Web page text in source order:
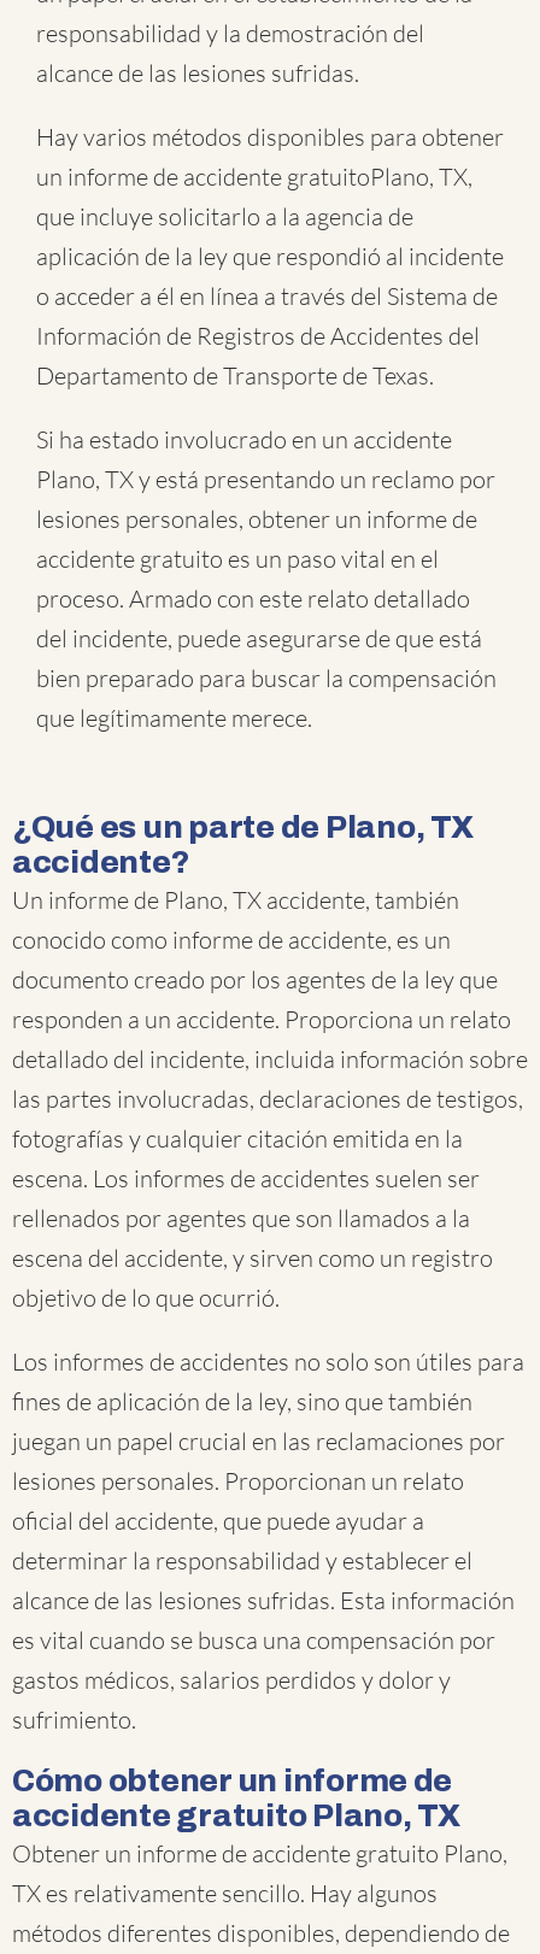
responsabilidad y la demostración del
alcance de las lesiones sufridas.
Hay varios métodos disponibles para obtener
un informe de accidente gratuitoPlano, TX,
que incluye solicitarlo a la agencia de
aplicación de la ley que respondió al incidente
o acceder a él en línea a través del Sistema de
Información de Registros de Accidentes del
Departamento de Transporte de Texas.
Si ha estado involucrado en un accidente
Plano, TX y está presentando un reclamo por
lesiones personales, obtener un informe de
accidente gratuito es un paso vital en el
proceso. Armado con este relato detallado
del incidente, puede asegurarse de que está
bien preparado para buscar la compensación
que legítimamente merece.
¿Qué es un parte de Plano, TX
accidente?
Un informe de Plano, TX accidente, también
conocido como informe de accidente, es un
documento creado por los agentes de la ley que
responden a un accidente. Proporciona un relato
detallado del incidente, incluida información sobre
las partes involucradas, declaraciones de testigos,
fotografías y cualquier citación emitida en la
escena. Los informes de accidentes suelen ser
rellenados por agentes que son llamados a la
escena del accidente, y sirven como un registro
objetivo de lo que ocurrió.
Los informes de accidentes no solo son útiles para
fines de aplicación de la ley, sino que también
juegan un papel crucial en las reclamaciones por
lesiones personales. Proporcionan un relato
oficial del accidente, que puede ayudar a
determinar la responsabilidad y establecer el
alcance de las lesiones sufridas. Esta información
es vital cuando se busca una compensación por
gastos médicos, salarios perdidos y dolor y
sufrimiento.
Cómo obtener un informe de
accidente gratuito Plano, TX
Obtener un informe de accidente gratuito Plano,
TX es relativamente sencillo. Hay algunos
métodos diferentes disponibles, dependiendo de